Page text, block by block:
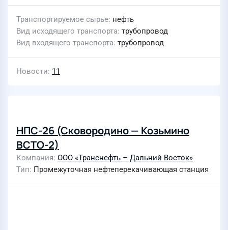
Транспортируемое сырье нефть
Вид исходящего транспорта трубопровод
Вид входящего транспорта трубопровод
Новости 11
НПС-26 (Сковородино — Козьмино
ВСТО-2)
Компания ООО «Транснефть – Дальний Восток»
Тип Промежуточная нефтеперекачивающая станция